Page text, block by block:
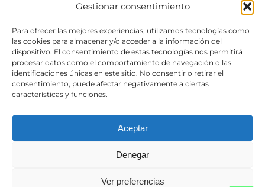
Gestionar consentimiento
Para ofrecer las mejores experiencias, utilizamos tecnologías como
las cookies para almacenar y/o acceder a la información del
dispositivo. El consentimiento de estas tecnologías nos permitirá
procesar datos como el comportamiento de navegación o las
identificaciones únicas en este sitio. No consentir o retirar el
consentimiento, puede afectar negativamente a ciertas
características y funciones.
Aceptar
Denegar
Ver preferencias
©2026 Roussé Fotografía. Todos los derechos
reservados